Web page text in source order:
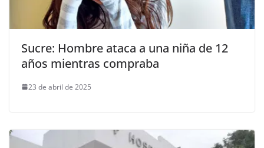
Sucre: Hombre ataca a una niña de 12
años mientras compraba
23 de abril de 2025